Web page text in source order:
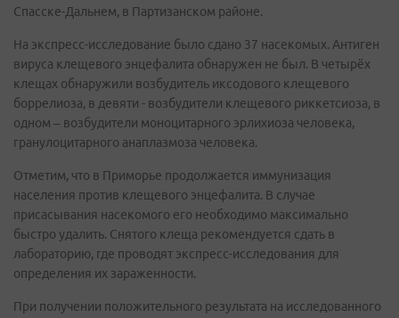
Спасске-Дальнем, в Партизанском районе.
На экспресс-исследование было сдано 37 насекомых. Антиген
вируса клещевого энцефалита обнаружен не был. В четырёх
клещах обнаружили возбудитель иксодового клещевого
боррелиоза, в девяти - возбудители клещевого риккетсиоза, в
одном – возбудители моноцитарного эрлихиоза человека,
гранулоцитарного анаплазмоза человека.
Отметим, что в Приморье продолжается иммунизация
населения против клещевого энцефалита. В случае
присасывания насекомого его необходимо максимально
быстро удалить. Снятого клеща рекомендуется сдать в
лабораторию, где проводят экспресс-исследования для
определения их зараженности.
При получении положительного результата на исследованного